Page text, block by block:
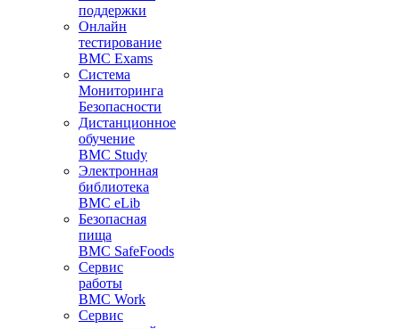
поддержки
Онлайн
тестирование
BMC Exams
Система
Мониторинга
Безопасности
Дистанционное
обучение
BMC Study
Электронная
библиотека
BMC eLib
Безопасная
пища
BMC SafeFoods
Сервис
работы
BMC Work
Сервис